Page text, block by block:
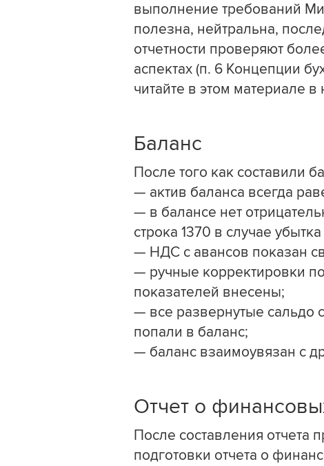
выполнение требований
полезна, нейтральна,
отчетности проверяют
аспектах (п. 6 Концепции
читайте в этом материале
Баланс
После того как составили
— актив баланса всегда
— в балансе нет
строка 1370 в случае
— НДС с авансов показан
— ручные корректировки
показателей внесены;
— все развернутые сальдо
попали в баланс;
— баланс взаимоувязан с
Отчет о
После составления отчета
подготовки отчета о